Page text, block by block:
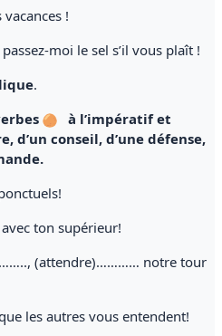
vacances !
moi le sel s’il vous plaît !
.
à l’impératif et
d’un conseil, d’une défense,
ton supérieur!
(attendre)………… notre tour
les autres vous entendent!